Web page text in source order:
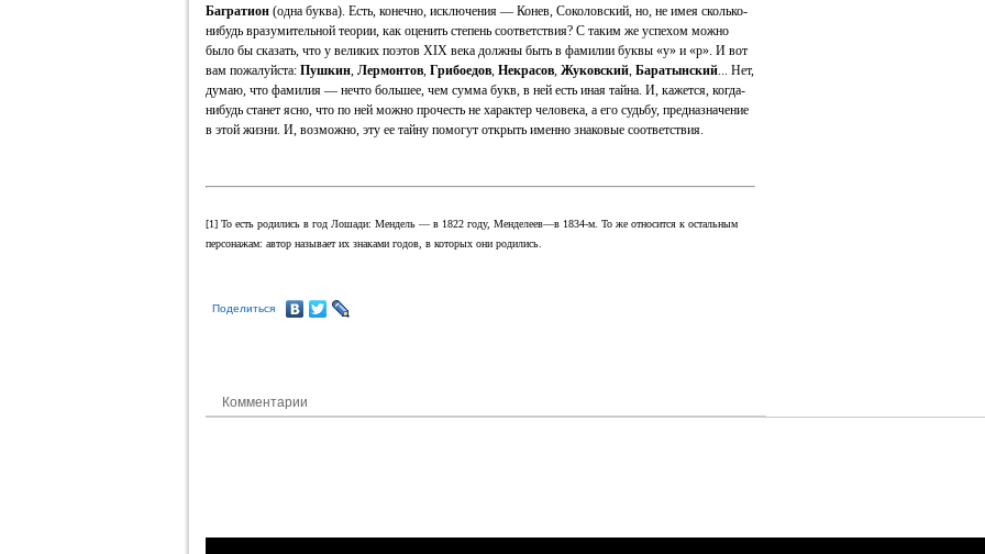
Багратион (одна буква). Есть, конечно, исключения — Конев, Соколовский, но, не имея сколько-
нибудь вразумительной теории, как оценить степень соответствия? С таким же успехом можно
было бы сказать, что у великих поэтов XIX века должны быть в фамилии буквы «у» и «р». И вот
вам пожалуйста: Пушкин, Лермонтов, Грибоедов, Некрасов, Жуковский, Баратынский... Нет,
думаю, что фамилия — нечто большее, чем сумма букв, в ней есть иная тайна. И, кажется, когда-
нибудь станет ясно, что по ней можно прочесть не характер человека, а его судьбу, предназначение
в этой жизни. И, возможно, эту ее тайну помогут открыть именно знаковые соответствия.
[1] То есть родились в год Лошади: Мендель — в 1822 году, Менделеев—в 1834-м. То же относится к остальным
персонажам: автор называет их знаками годов, в которых они родились.
Поделиться
Комментарии